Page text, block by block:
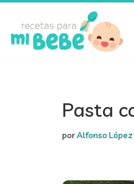
Saltar
Pasta
porAlfonso López